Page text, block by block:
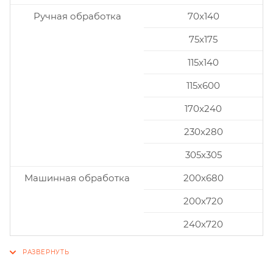
Ручная обработка
70x140
75x175
115x140
115x600
170x240
230x280
305x305
Машинная обработка
200х680
200х720
240х720